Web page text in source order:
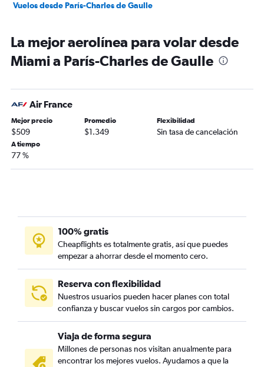
Vuelos desde París-Charles de Gaulle
La mejor aerolínea para volar desde
Miami a París-Charles de Gaulle
Air France
Mejor precio
$509
Promedio
$1.349
Flexibilidad
Sin tasa de cancelación
A tiempo
77 %
100% gratis
Cheapflights es totalmente gratis, así que puedes
empezar a ahorrar desde el momento cero.
Reserva con flexibilidad
Nuestros usuarios pueden hacer planes con total
confianza y buscar vuelos sin cargos por cambios.
Viaja de forma segura
Millones de personas nos visitan anualmente para
encontrar los mejores vuelos. Ayudamos a que la